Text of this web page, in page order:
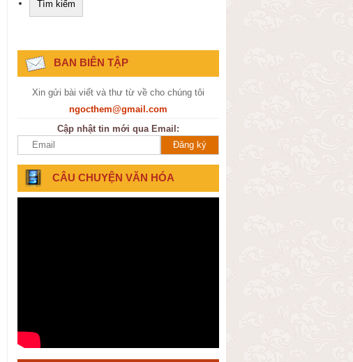
BAN BIÊN TẬP
Xin gửi bài viết và thư từ về cho chúng tôi
ngocthem@gmail.com
Cập nhật tin mới qua Email:
CÂU CHUYỆN VĂN HÓA